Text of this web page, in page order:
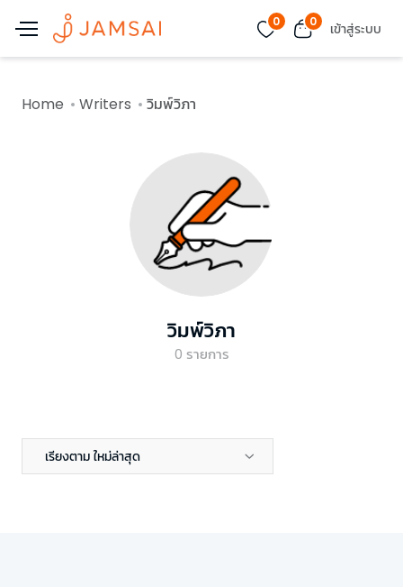
0 0 เข้าสู่ระบบ
Home Writers วิมพ์วิภา
วิมพ์วิภา
0 รายการ
เรียงตาม ใหม่ล่าสุด